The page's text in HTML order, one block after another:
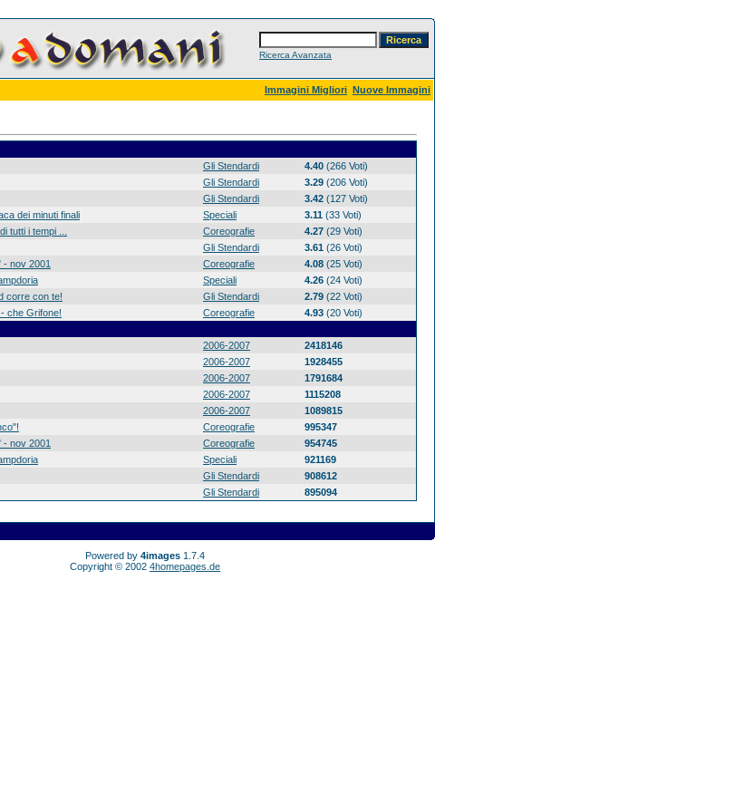
Ricerca Avanzata
Immagini Migliori Nuove Immagini
Gli Stendardi 4.40 (266 Voti)
Gli Stendardi 3.29 (206 Voti)
Gli Stendardi 3.42 (127 Voti)
dei minuti finali Speciali 3.11 (33 Voti)
tutti i tempi ... Coreografie 4.27 (29 Voti)
Gli Stendardi 3.61 (26 Voti)
- nov 2001 Coreografie 4.08 (25 Voti)
Speciali 4.26 (24 Voti)
corre con te! Gli Stendardi 2.79 (22 Voti)
che Grifone! Coreografie 4.93 (20 Voti)
2006-2007
2418146
2006-2007
1928455
2006-2007
1791684
2006-2007
1115208
2006-2007
1089815
Coreografie
995347
- nov 2001 Coreografie
954745
Speciali
921169
Gli Stendardi
908612
Gli Stendardi 895094
Powered by 4images 1.7.4
Copyright © 2002 4homepages.de